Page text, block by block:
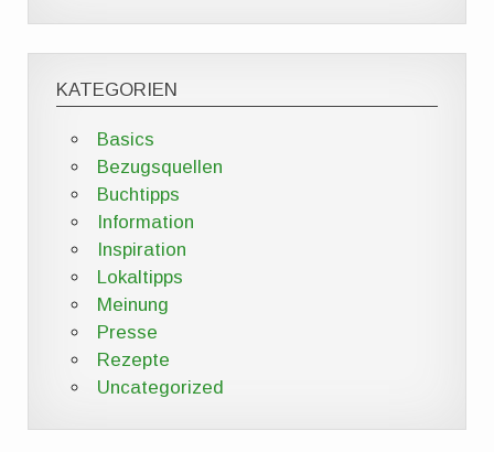
KATEGORIEN
Basics
Bezugsquellen
Buchtipps
Information
Inspiration
Lokaltipps
Meinung
Presse
Rezepte
Uncategorized